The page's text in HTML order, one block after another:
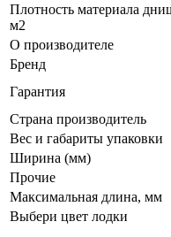
Плотность материала
м2
О производителе
Бренд
Гарантия
Страна производитель
Вес и габариты упаковки
Ширина (мм)
Прочие
Максимальная длина, мм
Выбери цвет лодки